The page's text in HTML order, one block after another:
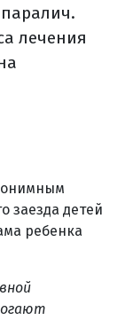
лечения
заезда детей
ребенка